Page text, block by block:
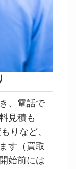
、電話で
見積も
りなど、
す（買取
始前には